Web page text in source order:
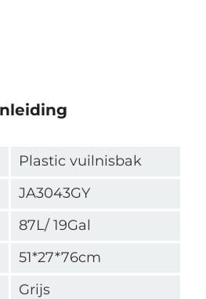
Plastic vuilnisbak
JA3043GY
87L/ 19Gal
51*27*76cm
Grijs